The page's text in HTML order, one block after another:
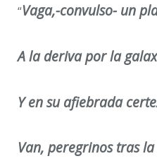
“Vaga,-convulso- un
A la deriva por la
Y en su afiebrada
Van, peregrinos tras